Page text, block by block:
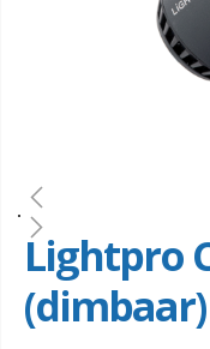
Lightpro
(dimbaar)